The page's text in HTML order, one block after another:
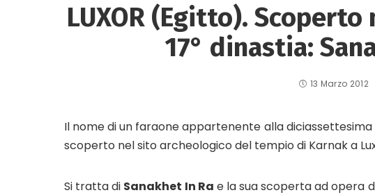
LUXOR (Egitto).
17° dinastia:
13 Marzo 2012
Il nome di un faraone appartenente alla
scoperto nel sito archeologico del tempio di Karnak a
Si tratta di Sanakhet In Ra e la sua scoperta ad opera